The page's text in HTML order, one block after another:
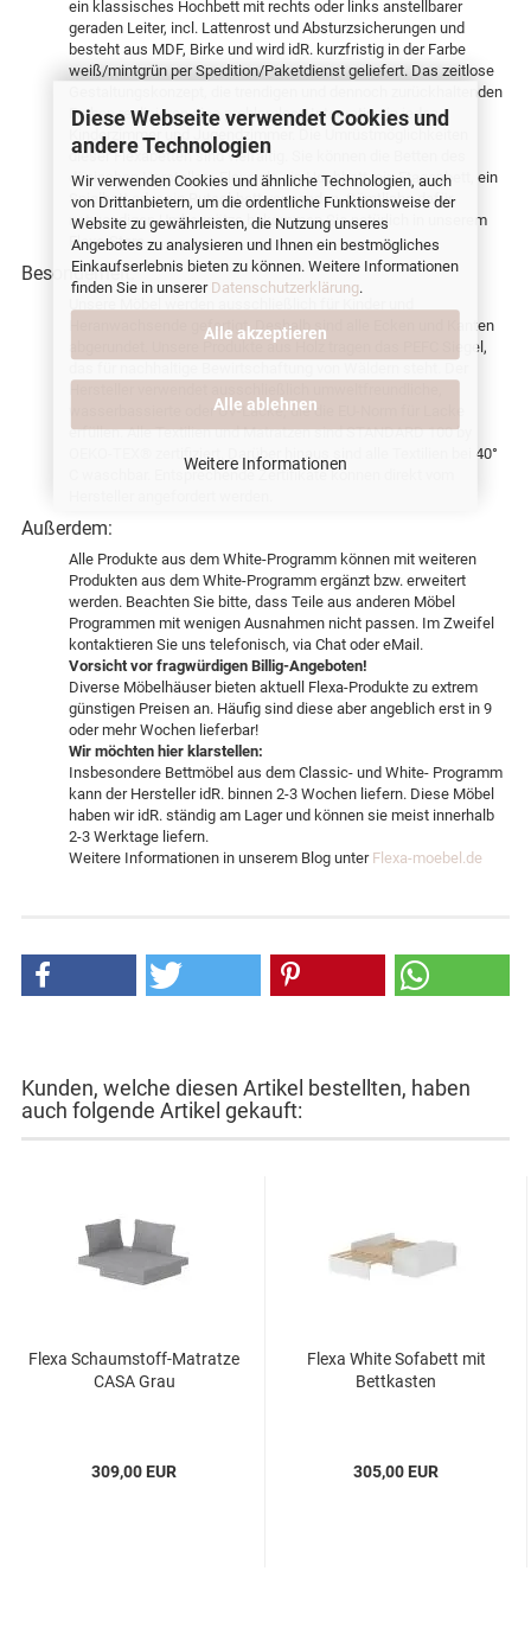
Diese Webseite verwendet Cookies und
andere Technologien
Wir verwenden Cookies und ähnliche Technologien, auch
von Drittanbietern, um die ordentliche Funktionsweise der
Website zu gewährleisten, die Nutzung unseres
Angebotes zu analysieren und Ihnen ein bestmögliches
Einkaufserlebnis bieten zu können. Weitere Informationen
finden Sie in unserer Datenschutzerklärung.
Alle akzeptieren
Alle ablehnen
Weitere Informationen
ein klassisches Hochbett mit rechts oder links anstellbarer
geraden Leiter, incl. Lattenrost und Absturzsicherungen und
besteht aus MDF, Birke und wird idR. kurzfristig in der Farbe
weiß/mintgrün per Spedition/Paketdienst geliefert. Das zeitlose
Gestaltungskonzept, die trendigen und dennoch zurückhaltenden
Farben realisieren eine problemlose Integration in jedes
Kinderzimmer und Jugendzimmer. Die Umrüstmöglichkeiten
dieser Flexabetten sind vielfältig. Sie können die Betten des
dänischen Herstellers Flexa als ein Hochbett, ein Etagenbett, ein
Spielbett oder ein Rutschbett verwenden. Sämtliche dafür
notwendigen Umbausätze bekommen Sie natürlich in unserem
Flexa-Store.
Besonderheit:
Heranwachsende gefertigt. Deshalb sind alle Ecken und Kanten
abgerundet. Unsere Produkte aus Holz tragen das PEFC Siegel,
wasserbassierte oder UV-Lacke, die die EU-Norm für Lacke
erfüllen. Alle Textilien und Matratzen sind STANDARD 100 by
OEKO-TEX® zertifiziert. Darüber hinaus sind alle Textilien bei 40°
C waschbar. Entsprechende Zertifikate können direkt vom
Außerdem:
Alle Produkte aus dem White-Programm können mit weiteren
Produkten aus dem White-Programm ergänzt bzw. erweitert
werden. Beachten Sie bitte, dass Teile aus anderen Möbel
Programmen mit wenigen Ausnahmen nicht passen. Im Zweifel
kontaktieren Sie uns telefonisch, via Chat oder eMail.
Vorsicht vor fragwürdigen Billig-Angeboten!
Diverse Möbelhäuser bieten aktuell Flexa-Produkte zu extrem
günstigen Preisen an. Häufig sind diese aber angeblich erst in 9
oder mehr Wochen lieferbar!
Wir möchten hier klarstellen:
Insbesondere Bettmöbel aus dem Classic- und White- Programm
kann der Hersteller idR. binnen 2-3 Wochen liefern. Diese Möbel
haben wir idR. ständig am Lager und können sie meist innerhalb
2-3 Werktage liefern.
Weitere Informationen in unserem Blog unter Flexa-moebel.de
Kunden, welche diesen Artikel bestellten, haben
auch folgende Artikel gekauft:
Flexa Schaumstoff-Matratze
CASA Grau
309,00 EUR
Flexa White Sofabett mit
Bettkasten
305,00 EUR